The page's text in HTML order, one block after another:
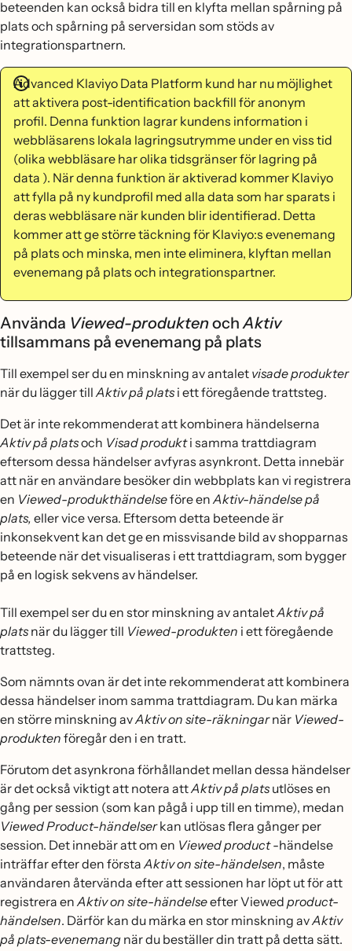
beteenden kan också bidra till en klyfta mellan spårning på
plats och spårning på serversidan som stöds av
integrationspartnern.
Advanced Klaviyo Data Platform kund har nu möjlighet
att aktivera post-identification backfill för anonym
profil. Denna funktion lagrar kundens information i
webbläsarens lokala lagringsutrymme under en viss tid
(olika webbläsare har olika tidsgränser för lagring på
data ). När denna funktion är aktiverad kommer Klaviyo
att fylla på ny kundprofil med alla data som har sparats i
deras webbläsare när kunden blir identifierad. Detta
kommer att ge större täckning för Klaviyo:s evenemang
på plats och minska, men inte eliminera, klyftan mellan
evenemang på plats och integrationspartner.
Använda Viewed-produktenoch Aktiv
tillsammans på evenemang på plats
Till exempel ser du en minskning av antalet visade produkter
när du lägger till Aktiv på platsi ett föregående trattsteg.
Det är inte rekommenderat att kombinera händelserna
Aktiv på platsoch Visad produkti samma trattdiagram
eftersom dessa händelser avfyras asynkront. Detta innebär
att när en användare besöker din webbplats kan vi registrera
en Viewed-produkthändelseföre en Aktiv-händelse på
plats, eller vice versa. Eftersom detta beteende är
inkonsekvent kan det ge en missvisande bild av shopparnas
beteende när det visualiseras i ett trattdiagram, som bygger
på en logisk sekvens av händelser.
Till exempel ser du en stor minskning av antaletAktiv på
platsnär du lägger till Viewed-produkten i ett föregående
trattsteg.
Som nämnts ovan är det inte rekommenderat att kombinera
dessa händelser inom samma trattdiagram. Du kan märka
en större minskning avAktiv on site-räkningarnär Viewed-
produkten föregår den i en tratt.
Förutom det asynkrona förhållandet mellan dessa händelser
är det också viktigt att notera attAktiv på platsutlöses en
gång per session (som kan pågå i upp till en timme), medan
Viewed Product-händelserkan utlösas flera gånger per
session. Det innebär att om en Viewed product-händelse
inträffar efter den första Aktiv on site-händelsen, måste
användaren återvända efter att sessionen har löpt ut för att
registrera en Aktiv on site-händelseefter Viewed product-
händelsen. Därför kan du märka en stor minskning avAktiv
på plats-evenemang när du beställer din tratt på detta sätt.